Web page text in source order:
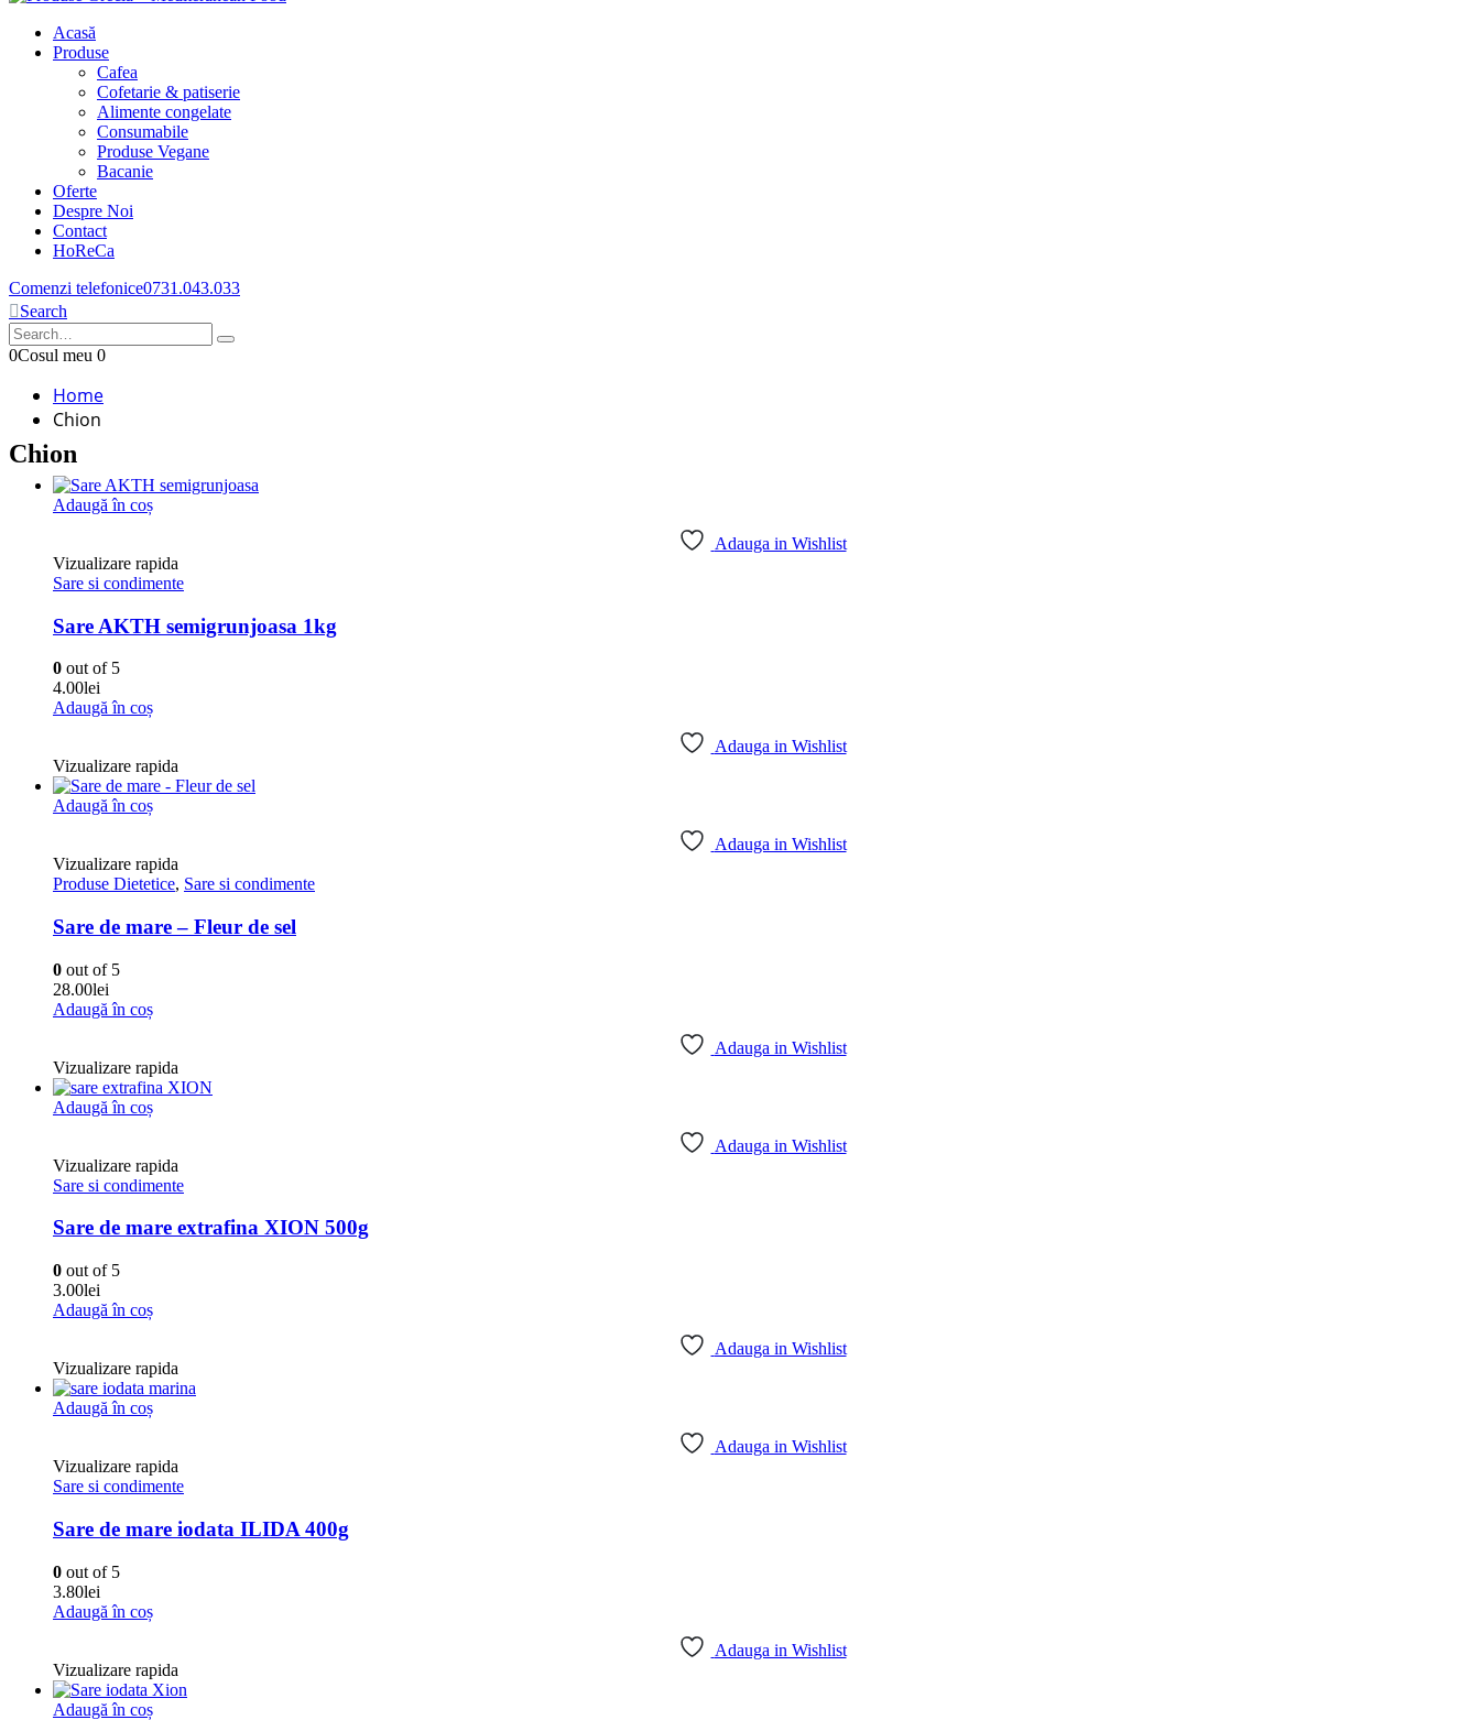
Acasă
Produse
Cafea
Cofetarie & patiserie
Alimente congelate
Consumabile
Produse Vegane
Bacanie
Oferte
Despre Noi
Contact
HoReCa
Comenzi telefonice0731.043.033
Search
0Cosul meu 0
Home
Chion
Chion
Adaugă în coș
Adauga in Wishlist
Vizualizare rapida
Sare si condimente
Sare AKTH semigrunjoasa 1kg
0 out of 5
4.00lei
Adaugă în coș
Adauga in Wishlist
Vizualizare rapida
Adaugă în coș
Adauga in Wishlist
Vizualizare rapida
Produse Dietetice, Sare si condimente
Sare de mare – Fleur de sel
0 out of 5
28.00lei
Adaugă în coș
Adauga in Wishlist
Vizualizare rapida
Adaugă în coș
Adauga in Wishlist
Vizualizare rapida
Sare si condimente
Sare de mare extrafina XION 500g
0 out of 5
3.00lei
Adaugă în coș
Adauga in Wishlist
Vizualizare rapida
Adaugă în coș
Adauga in Wishlist
Vizualizare rapida
Sare si condimente
Sare de mare iodata ILIDA 400g
0 out of 5
3.80lei
Adaugă în coș
Adauga in Wishlist
Vizualizare rapida
Adaugă în coș